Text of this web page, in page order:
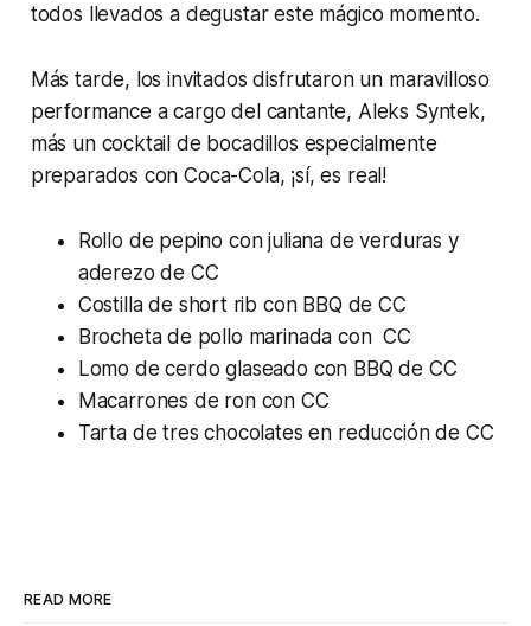
todos llevados a degustar este mágico momento.
Más tarde, los invitados disfrutaron un maravilloso
performance a cargo del cantante, Aleks Syntek,
más un cocktail de bocadillos especialmente
preparados con Coca-Cola, ¡sí, es real!
Rollo de pepino con juliana de verduras y
aderezo de CC
Costilla de short rib con BBQ de CC
Brocheta de pollo marinada con CC
Lomo de cerdo glaseado con BBQ de CC
Macarrones de ron con CC
Tarta de tres chocolates en reducción de CC
READ MORE